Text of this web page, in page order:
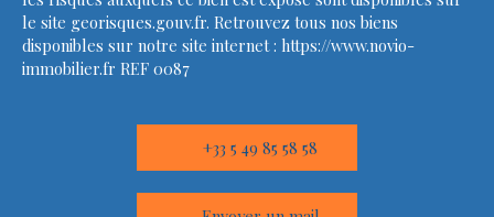
le site georisques.gouv.fr. Retrouvez tous nos biens
disponibles sur notre site internet : https://www.novio-
immobilier.fr REF 0087
+33 5 49 85 58 58